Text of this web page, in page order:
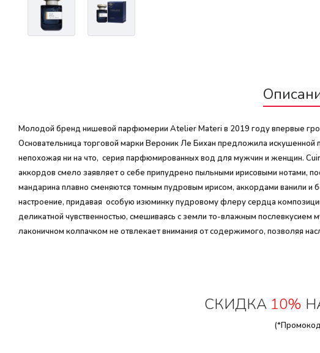
Молодой бренд нишевой парфюмерии Atelier Materi в 2019 году впервые
Основательница торговой марки Вероник Ле Бихан предложила искушенной
непохожая ни на что, серия парфюмированных вод для мужчин и женщин.
аккордов смело заявляет о себе припудрено пыльными ирисовыми нотами,
мандарина плавно сменяются томным пудровым ирисом, аккордами ванили
настроение, придавая особую изюминку пудровому флеру сердца
деликатной чувственностью, смешиваясь с земли то-влажным
лаконичном колпачком не отвлекает внимания от содержимого, позволяя
СКИДКА 10%